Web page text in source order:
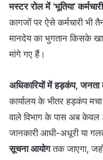
मस्टर रोल में ‘भूतिया’
कागजों पर ऐसे कर्मचारी भी
मानदेय का भुगतान किसके
मांगे गए हैं।
अधिकारियों में हड़कंप,
कार्यालय के भीतर हड़कंप
वाले विभाग के पास अब केवल
जानकारी आधी-अधूरी या
सूचना आयोगतक जाएगा, जहाँ